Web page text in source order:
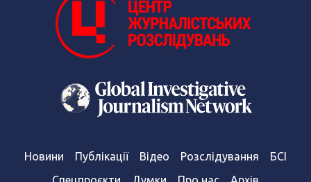
Новини Публікації Відео Розслідування
БСІ